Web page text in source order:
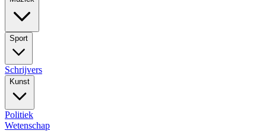
Sport
Schrijvers
Kunst
Politiek
Wetenschap